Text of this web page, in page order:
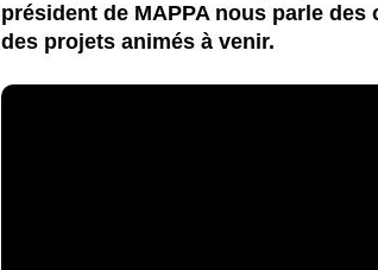
président de MAPPA nous parle
des projets animés à venir.